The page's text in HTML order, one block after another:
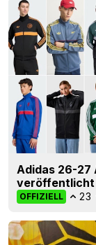
Adidas 26-
veröffentlicht
OFFIZIELL 23